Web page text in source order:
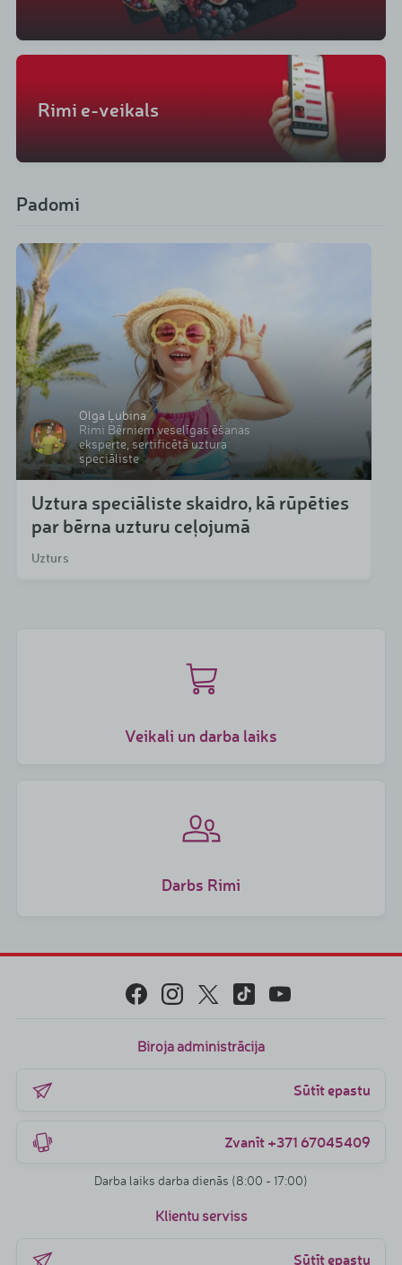
Rimi e-veikals
Padomi
Olga Ļubina
Rimi Bērniem veselīgas ēšanas
eksperte, sertificētā uztura
speciāliste
Uztura speciāliste skaidro, kā rūpēties
par bērna uzturu ceļojumā
Uzturs
Veikali un darba laiks
Darbs Rimi
Biroja administrācija
Sūtīt epastu
Zvanīt +371 67045409
Darba laiks darba dienās (8:00 - 17:00)
Klientu serviss
Sūtīt epastu